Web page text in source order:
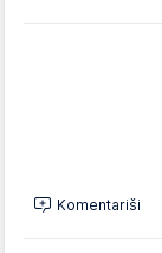
Komentariši